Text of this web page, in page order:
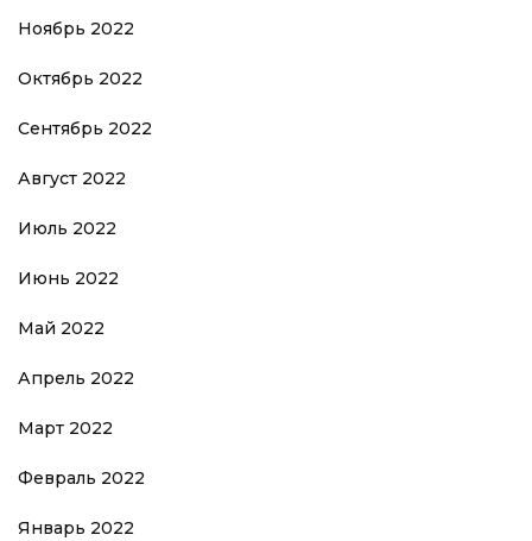
Ноябрь 2022
Октябрь 2022
Сентябрь 2022
Август 2022
Июль 2022
Июнь 2022
Май 2022
Апрель 2022
Март 2022
Февраль 2022
Январь 2022